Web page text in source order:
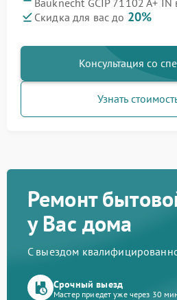
Bauknecht GCIP 71102 A+ IN
Скидка для вас до 20%
Консультация со
Узнать
Ремонт
у Вас дома
С выездом
Срочный выезд
Мастер приедет уже через 30